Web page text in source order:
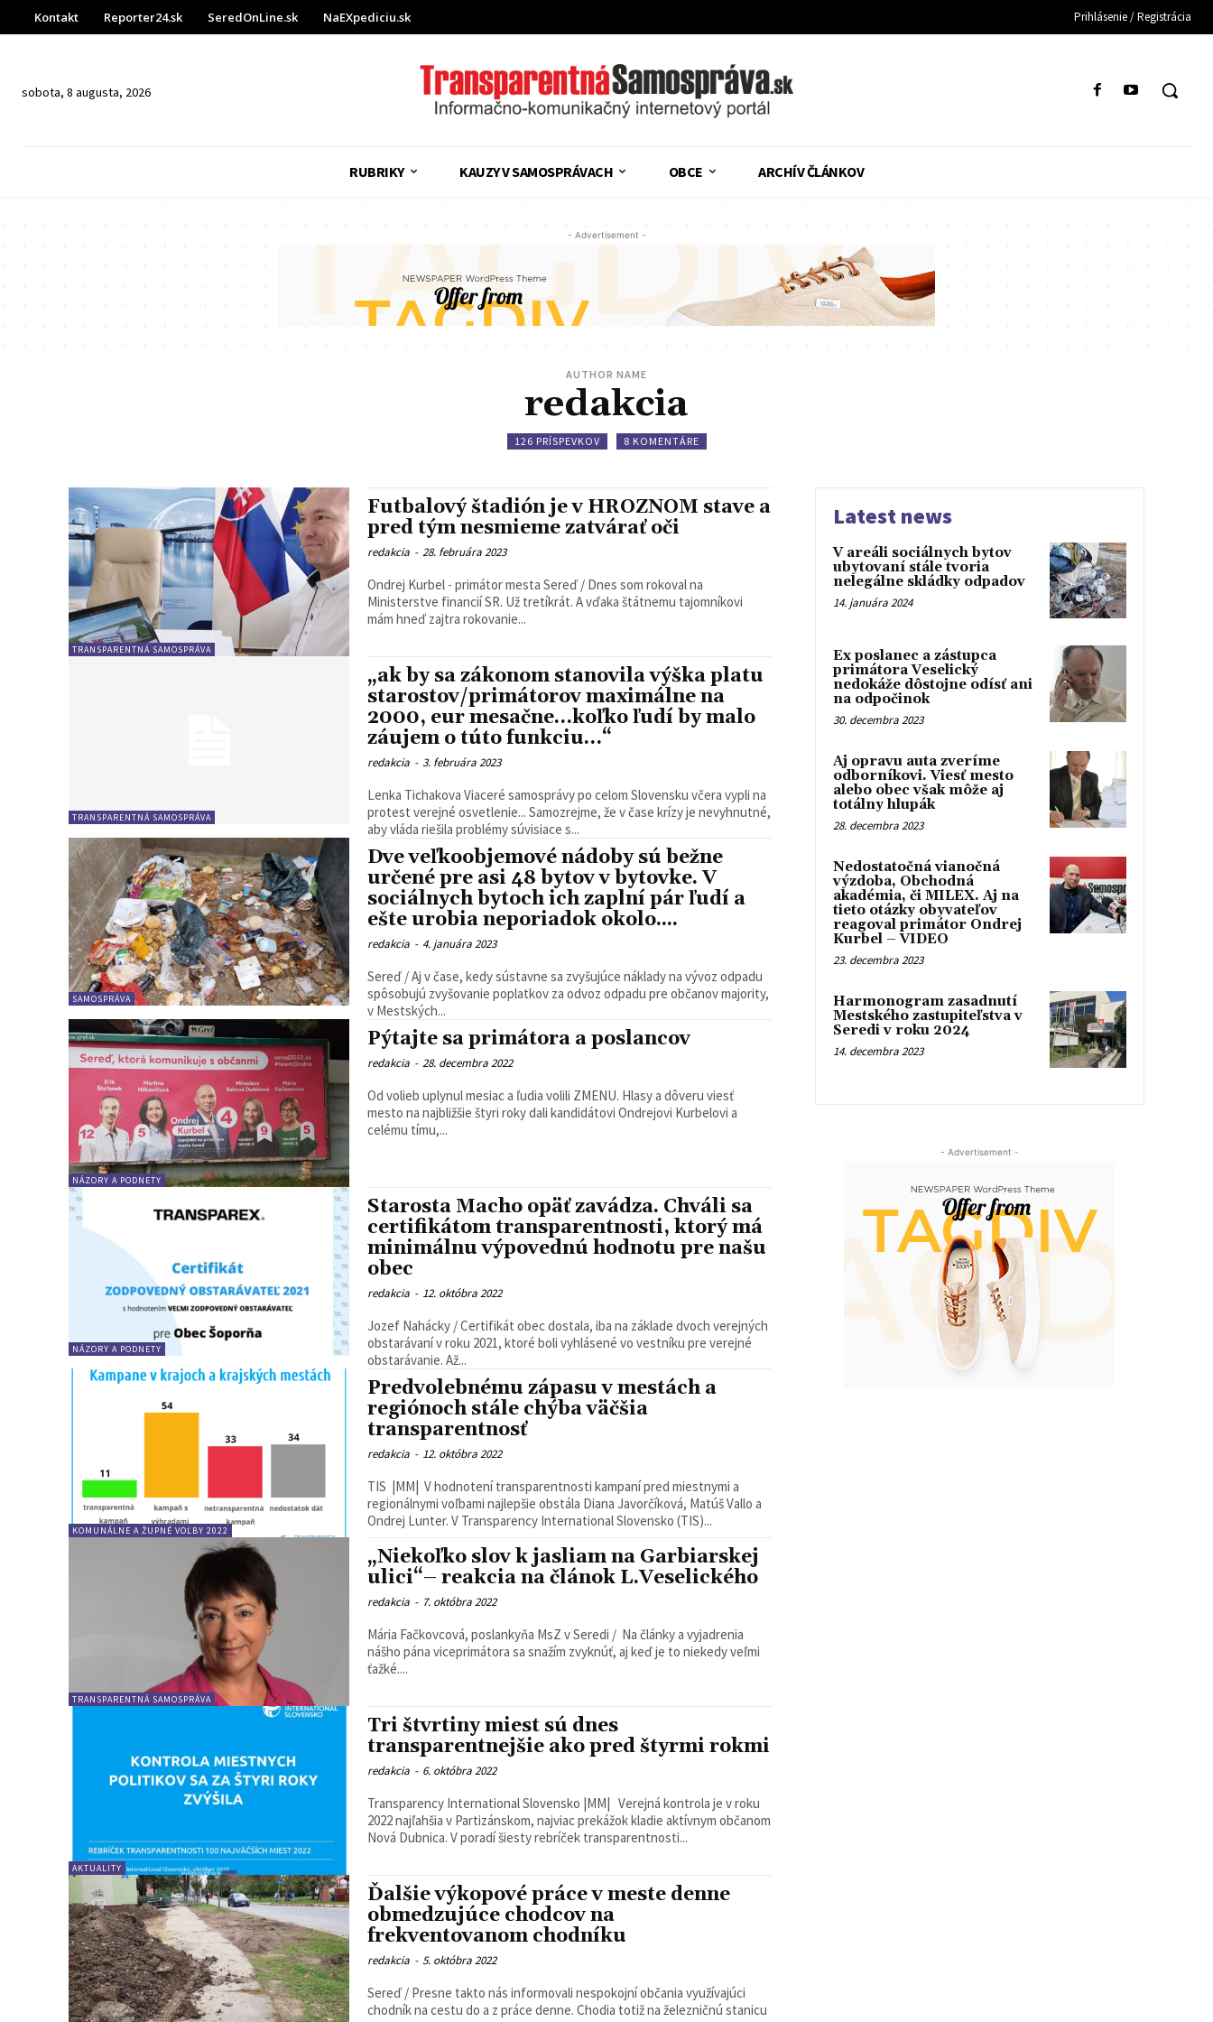
Kontakt Reporter24.sk SeredOnLine.sk NaEXpediciu.sk Prihlásenie / Registrácia
sobota, 8 augusta, 2026
RUBRIKY KAUZY V SAMOSPRÁVACH OBCE ARCHÍV ČLÁNKOV
- Advertisement -
AUTHOR NAME
redakcia
126 PRÍSPEVKOV 8 KOMENTÁRE
TRANSPARENTNÁ SAMOSPRÁVA
Futbalový štadión je v HROZNOM stave a
pred tým nesmieme zatvárať oči
redakcia - 28. februára 2023
Ondrej Kurbel - primátor mesta Sereď / Dnes som rokoval na
Ministerstve financií SR. Už tretíkrát. A vďaka štátnemu tajomníkovi
mám hneď zajtra rokovanie...
TRANSPARENTNÁ SAMOSPRÁVA
„ak by sa zákonom stanovila výška platu
starostov/primátorov maximálne na
2000, eur mesačne…koľko ľudí by malo
záujem o túto funkciu…“
redakcia - 3. februára 2023
Lenka Tichakova Viaceré samosprávy po celom Slovensku včera vypli na
protest verejné osvetlenie... Samozrejme, že v čase krízy je nevyhnutné,
aby vláda riešila problémy súvisiace s...
SAMOSPRÁVA
Dve veľkoobjemové nádoby sú bežne
určené pre asi 48 bytov v bytovke. V
sociálnych bytoch ich zaplní pár ľudí a
ešte urobia neporiadok okolo....
redakcia - 4. januára 2023
Sereď / Aj v čase, kedy sústavne sa zvyšujúce náklady na vývoz odpadu
spôsobujú zvyšovanie poplatkov za odvoz odpadu pre občanov majority,
v Mestských...
NÁZORY A PODNETY
Pýtajte sa primátora a poslancov
redakcia - 28. decembra 2022
Od volieb uplynul mesiac a ľudia volili ZMENU. Hlasy a dôveru viesť
mesto na najbližšie štyri roky dali kandidátovi Ondrejovi Kurbelovi a
celému tímu,...
NÁZORY A PODNETY
Starosta Macho opäť zavádza. Chváli sa
certifikátom transparentnosti, ktorý má
minimálnu výpovednú hodnotu pre našu
obec
redakcia - 12. októbra 2022
Jozef Nahácky / Certifikát obec dostala, iba na základe dvoch verejných
obstarávaní v roku 2021, ktoré boli vyhlásené vo vestníku pre verejné
obstarávanie. Až...
KOMUNÁLNE A ŽUPNÉ VOĽBY 2022
Predvolebnému zápasu v mestách a
regiónoch stále chýba väčšia
transparentnosť
redakcia - 12. októbra 2022
TIS |MM| V hodnotení transparentnosti kampaní pred miestnymi a
regionálnymi voľbami najlepšie obstála Diana Javorčíková, Matúš Vallo a
Ondrej Lunter. V Transparency International Slovensko (TIS)...
TRANSPARENTNÁ SAMOSPRÁVA
„Niekoľko slov k jasliam na Garbiarskej
ulici“– reakcia na článok L.Veselického
redakcia - 7. októbra 2022
Mária Fačkovcová, poslankyňa MsZ v Seredi / Na články a vyjadrenia
nášho pána viceprimátora sa snažím zvyknúť, aj keď je to niekedy veľmi
ťažké....
AKTUALITY
Tri štvrtiny miest sú dnes
transparentnejšie ako pred štyrmi rokmi
redakcia - 6. októbra 2022
Transparency International Slovensko |MM| Verejná kontrola je v roku
2022 najľahšia v Partizánskom, najviac prekážok kladie aktívnym občanom
Nová Dubnica. V poradí šiesty rebríček transparentnosti...
Ďalšie výkopové práce v meste denne
obmedzujúce chodcov na
frekventovanom chodníku
redakcia - 5. októbra 2022
Sereď / Presne takto nás informovali nespokojní občania využívajúci
chodník na cestu do a z práce denne. Chodia totiž na železničnú stanicu
Latest news
V areáli sociálnych bytov
ubytovaní stále tvoria
nelegálne skládky odpadov
14. januára 2024
Ex poslanec a zástupca
primátora Veselický
nedokáže dôstojne odísť ani
na odpočinok
30. decembra 2023
Aj opravu auta zveríme
odborníkovi. Viesť mesto
alebo obec však môže aj
totálny hlupák
28. decembra 2023
Nedostatočná vianočná
výzdoba, Obchodná
akadémia, či MILEX. Aj na
tieto otázky obyvateľov
reagoval primátor Ondrej
Kurbel – VIDEO
23. decembra 2023
Harmonogram zasadnutí
Mestského zastupiteľstva v
Seredi v roku 2024
14. decembra 2023
- Advertisement -